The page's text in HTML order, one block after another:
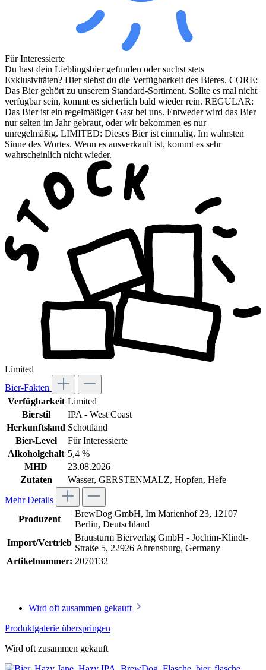
Für Interessierte
Du hast dein Lieblingsbier gefunden oder suchst stets
Exklusivitäten? Hier siehst du die Verfügbarkeit des Bieres. CORE:
Das Bier gehört zu unserem Standard-Sortiment. Sollte es mal nicht
verfügbar sein, kommt es sicherlich bald wieder rein. REGULAR:
Das Bier ist ein regelmäßiger Gast bei uns. Entweder wird das Bier
nur selten im Jahr gebraut, oder wir bekommen es nur
unregelmäßig. LIMITED: Dieses Bier ist einmalig. Im wahrsten
Sinne des Wortes. Wenn es ausverkauft ist, kommt es sehr
wahrscheinlich nicht wieder.
Limited
Bier-Fakten
Verfügbarkeit Limited
Bierstil
IPA - West Coast
Herkunftsland Schottland
Bier-Level
Für Interessierte
Alkoholgehalt 5,4 %
MHD
23.08.2026
Zutaten
Wasser, GERSTENMALZ, Hopfen, Hefe
Mehr Details
Produzent
BrewDog GmbH, Im Marienhof 23, 12107
Berlin, Deutschland
Import/Vertrieb
Brausturm Bierverlag GmbH - Jochim-Klindt-
Straße 5, 22926 Ahrensburg, Germany
Artikelnummer: 2070132
Wird oft zusammen gekauft
Produktgalerie überspringen
Wird oft zusammen gekauft